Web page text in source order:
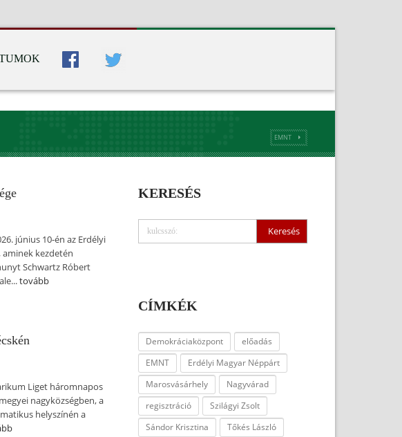
EMNT
június 10-én az Erdélyi
aminek kezdetén
Schwartz Róbert
tovább
Liget háromnapos
nagyközségben, a
helyszínén a
KERESÉS
CÍMKÉK
Demokráciaközpont
előadás
EMNT
Erdélyi Magyar Néppárt
Marosvásárhely
Nagyvárad
regisztráció
Szilágyi Zsolt
Sándor Krisztina
Tőkés László